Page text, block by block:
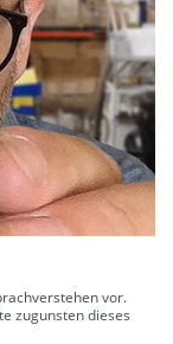
vor.
zugunsten dieses